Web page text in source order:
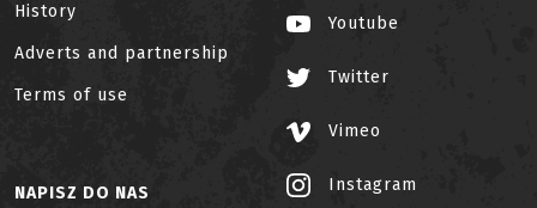
History
Adverts and partnership
Terms of use
Youtube
Twitter
Vimeo
Instagram
NAPISZ DO NAS